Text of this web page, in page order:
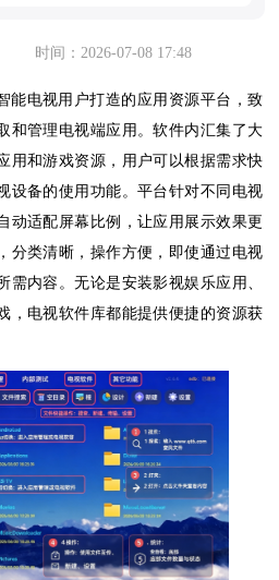
时间：2026-07-08 17:48
能电视用户打造的应用资源平台，致
和管理电视端应用。软件内汇集了大
用和游戏资源，用户可以根据需求快
设备的使用功能。平台针对不同电视
动适配屏幕比例，让应用展示效果更
分类清晰，操作方便，即使通过电视
需内容。无论是安装影视娱乐应用、
，电视软件库都能提供便捷的资源获